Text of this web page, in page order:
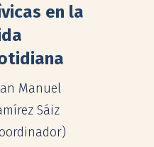
en la
Manuel
Sáiz